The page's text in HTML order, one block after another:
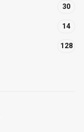
30
14
128